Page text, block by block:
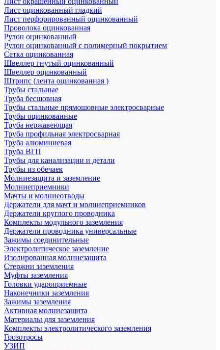
Лист оцинкованный гладкий
Лист перфорированный оцинкованный
Проволока оцинкованная
Рулон оцинкованный
Рулон оцинкованный с полимерный покрытием
Сетка оцинкованная
Швеллер гнутый оцинкованный
Швеллер оцинкованный
Штрипс (лента оцинкованная )
Трубы стальные
Труба бесшовная
Трубы стальные прямошовные электросварные
Трубы оцинкованные
Труба нержавеющая
Труба профильная электросварная
Труба алюминиевая
Труба ВГП
Трубы для канализации и детали
Трубы из обечаек
Молниезащита и заземление
Молниеприемники
Мачты и молниеотводы
Держатели для мачт и молниеприемников
Держатели круглого проводника
Комплекты модульного заземления
Держатели проводника универсальные
Зажимы соединительные
Электролитическое заземление
Изолированная молниезащита
Стержни заземления
Муфты заземления
Головки удароприемные
Наконечники заземления
Зажимы заземления
Активная молниезащита
Материалы для заземления
Комплекты электролитического заземления
Грозотросы
УЗИП